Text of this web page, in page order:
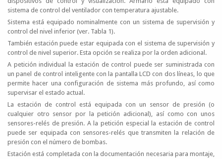
sistema de control del ventilador con temperatura ajustable.
Sistema está equipado nominalmente con un sistema de supervisión y
control del nivel inferior (ver. Tabla 1).
También estación puede estar equipada con el sistema de supervisión y
control de nivel superior. Esta opción se realiza por la orden adicional.
A petición individual la estación de control puede ser suministrada con
un panel de control inteligente con la pantalla LCD con dos líneas, lo que
permite hacer una configuración de sistema más profundo, así como
supervisar el estado actual.
La estación de control está equipada con un sensor de presión (o
cualquier otro sensor por la petición adicional), así como con unos
sensores-relés de presión. A la petición especial la estación de control
puede ser equipada con sensores-relés que transmiten la relación de
presión con el número de bombas.
Estación está completada con la documentación necesaria para montaje,